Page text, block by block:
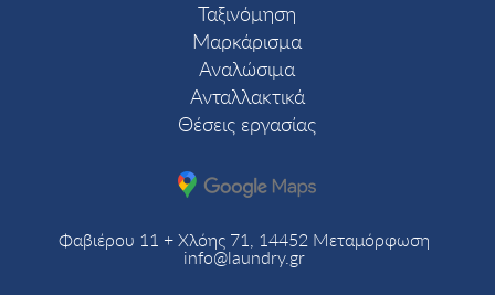
Ταξινόμηση
Μαρκάρισμα
Αναλώσιμα
Ανταλλακτικά
Θέσεις εργασίας
Φαβιέρου 11 + Χλόης 71, 14452 Μεταμόρφωση
info@laundry.gr